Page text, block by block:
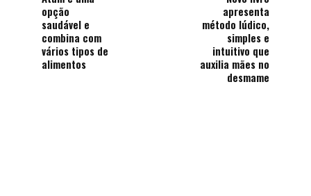
opção
saudável e
combina com
vários tipos de
alimentos
apresenta
método lúdico,
simples e
intuitivo que
auxilia mães no
desmame